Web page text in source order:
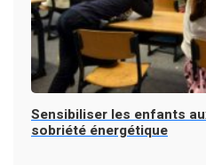
Sensibiliser les enfants
sobriété énergétique